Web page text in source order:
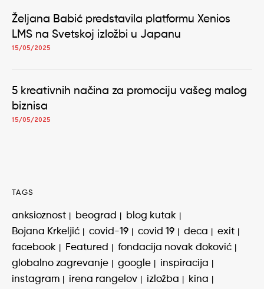
Željana Babić predstavila platformu Xenios
LMS na Svetskoj izložbi u Japanu
15/05/2025
5 kreativnih načina za promociju vašeg malog
biznisa
15/05/2025
TAGS
anksioznost beograd
blog kutak
Bojana Krkeljić
covid-19 covid 19 deca
exit
facebook
Featured
fondacija novak đoković
globalno zagrevanje
google
inspiracija
instagram
irena rangelov izložba
kina